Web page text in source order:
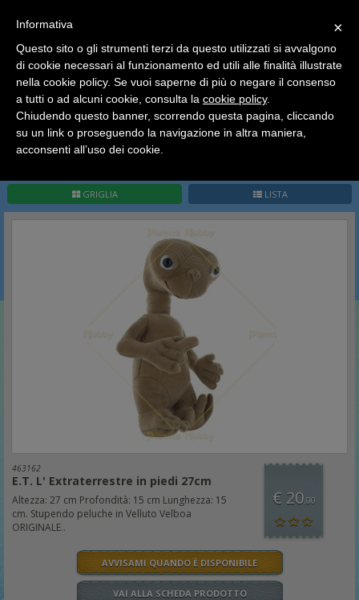
HOME Peluches E.T L'extraterrestre
E.T L'extraterrestre
GRIGLIA LISTA
463162
E.T. L' Extraterrestre in piedi 27cm
Altezza: 27 cm Profondità: 15 cm Lunghezza: 15
cm. Stupendo peluche in Velluto Velboa
ORIGINALE..
€ 20,00
AVVISAMI QUANDO È DISPONIBILE
VAI ALLA SCHEDA PRODOTTO
×
Ciao a tutti, il negozio sarà chiuso dal 9/08 al 24/08
compreso.
Tutti gli ordini effettuati dopo le 15:00 del 07/08 verranno
spediti a partire dal giorno 25/08.
Buone vacanze a tutti dallo staff di Pianeta Hobby
×
Informativa
Questo sito o gli strumenti terzi da questo utilizzati si avvalgono
di cookie necessari al funzionamento ed utili alle finalità illustrate
nella cookie policy. Se vuoi saperne di più o negare il consenso
a tutti o ad alcuni cookie, consulta la cookie policy.
Chiudendo questo banner, scorrendo questa pagina, cliccando
su un link o proseguendo la navigazione in altra maniera,
acconsenti all’uso dei cookie.